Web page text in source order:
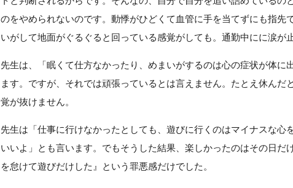
のをやめられないのです。動悸がひどくて血管に手を当てずにも指先
いがして地面がぐるぐると回っている感覚がしても。通勤中にに涙が
先生は、「眠くて仕方なかったり、めまいがするのは心の症状が体に
ます。ですが、それでは頑張っているとは言えません。たとえ休んだ
覚が抜けません。
先生は「仕事に行けなかったとしても、遊びに行くのはマイナスな心
いいよ」とも言います。でもそうした結果、楽しかったのはその日だ
を怠けて遊びだけした』という罪悪感だけでした。